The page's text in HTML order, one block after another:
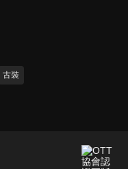
古裝